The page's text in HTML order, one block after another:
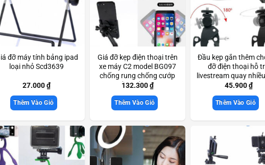
đỡ máy tính bảng ipad
loại nhỏ Scd3639
27.000₫
Thêm Vào Giỏ
Giá đỡ kẹp điện thoại trên
xe máy C2 model BG097
chống rung chống cướp
cực chắc chắn Scd3357
132.300₫
Thêm Vào Giỏ
Đầu kẹp gắn thêm
đỡ điện thoại hỗ
livestream quay
cùng lúc Scd3560
45.900₫
Thêm Vào Giỏ